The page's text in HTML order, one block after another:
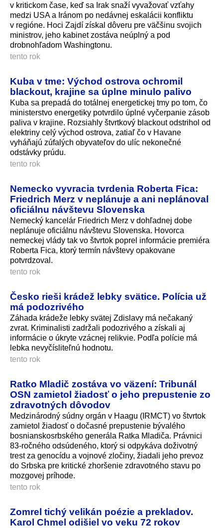
v kritickom čase, keď sa Irak snaží vyvažovať vzťahy
medzi USA a Iránom po nedávnej eskalácii konfliktu
v regióne. Hoci Zajdí získal dôveru pre väčšinu svojich
ministrov, jeho kabinet zostáva neúplný a pod
drobnohľadom Washingtonu.
tento rok
Kuba v tme: Východ ostrova ochromil
blackout, krajine sa úplne minulo palivo
Kuba sa prepadá do totálnej energetickej tmy po tom, čo
ministerstvo energetiky potvrdilo úplné vyčerpanie zásob
paliva v krajine. Rozsiahly štvrtkový blackout odstrihol od
elektriny celý východ ostrova, zatiaľ čo v Havane
vyháňajú zúfalých obyvateľov do ulíc nekonečné
odstávky prúdu.
tento rok
Nemecko vyvracia tvrdenia Roberta Fica:
Friedrich Merz v neplánuje a ani neplánoval
oficiálnu návštevu Slovenska
Nemecký kancelár Friedrich Merz v dohľadnej dobe
neplánuje oficiálnu návštevu Slovenska. Hovorca
nemeckej vlády tak vo štvrtok poprel informácie premiéra
Roberta Fica, ktorý termín návštevy opakovane
potvrdzoval.
tento rok
Česko rieši krádež lebky svätice. Polícia už
má podozrivého
Záhada krádeže lebky svätej Zdislavy má nečakaný
zvrat. Kriminalisti zadržali podozrivého a získali aj
informácie o úkryte vzácnej relikvie. Podľa polície má
lebka nevyčísliteľnú hodnotu.
tento rok
Ratko Mladič zostáva vo väzení: Tribunál
OSN zamietol žiadosť o jeho prepustenie zo
zdravotných dôvodov
Medzinárodný súdny orgán v Haagu (IRMCT) vo štvrtok
zamietol žiadosť o dočasné prepustenie bývalého
bosnianskosrbského generála Ratka Mladiča. Právnici
83-ročného odsúdeného, ktorý si odpykáva doživotný
trest za genocídu a vojnové zločiny, žiadali jeho prevoz
do Srbska pre kritické zhoršenie zdravotného stavu po
mozgovej príhode.
tento rok
Zomrel tichý velikán poézie a prekladov.
Karol Chmel odišiel vo veku 72 rokov